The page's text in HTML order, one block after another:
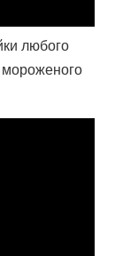
любого